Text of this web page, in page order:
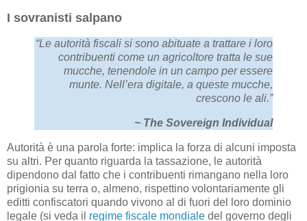
I sovranisti salpano
“Le autorità fiscali si sono abituate a trattare i loro
contribuenti come un agricoltore tratta le sue
mucche, tenendole in un campo per essere
munte. Nell’era digitale, a queste mucche,
crescono le ali.”
~ The Sovereign Individual
Autorità è una parola forte: implica la forza di alcuni imposta
su altri. Per quanto riguarda la tassazione, le autorità
dipendono dal fatto che i contribuenti rimangano nella loro
prigionia su terra o, almeno, rispettino volontariamente gli
editti confiscatori quando vivono al di fuori del loro dominio
legale (si veda il regime fiscale mondiale del governo degli